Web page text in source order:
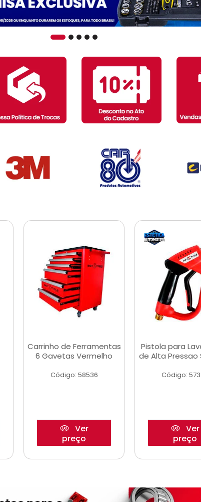
Carrinho de Ferramentas
6 Gavetas Vermelho
Código: 58536
Ver
preço
Pistola para
de Alta Pressao
Código:
Ver
preço